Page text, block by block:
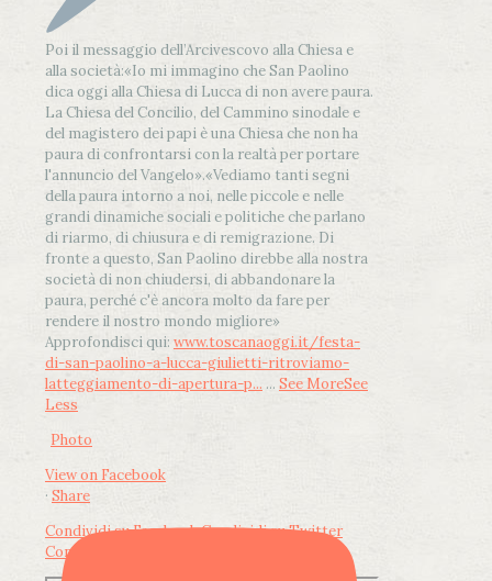
Poi il messaggio dell’Arcivescovo alla Chiesa e
alla società:«Io mi immagino che San Paolino
dica oggi alla Chiesa di Lucca di non avere paura.
La Chiesa del Concilio, del Cammino sinodale e
del magistero dei papi è una Chiesa che non ha
paura di confrontarsi con la realtà per portare
l'annuncio del Vangelo».«Vediamo tanti segni
della paura intorno a noi, nelle piccole e nelle
grandi dinamiche sociali e politiche che parlano
di riarmo, di chiusura e di remigrazione. Di
fronte a questo, San Paolino direbbe alla nostra
società di non chiudersi, di abbandonare la
paura, perché c'è ancora molto da fare per
rendere il nostro mondo migliore»
Approfondisci qui: www.toscanaoggi.it/festa-
di-san-paolino-a-lucca-giulietti-ritroviamo-
latteggiamento-di-apertura-p... ... See MoreSee
Less
Photo
View on Facebook
· Share
Condividi su FacebookCondividi su Twitter
Condividi su LinkedIn